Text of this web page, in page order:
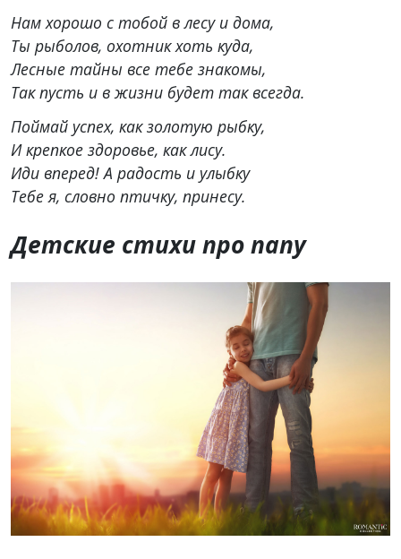
Нам хорошо с тобой в лесу и дома,
Ты рыболов, охотник хоть куда,
Лесные тайны все тебе знакомы,
Так пусть и в жизни будет так всегда.
Поймай успех, как золотую рыбку,
И крепкое здоровье, как лису.
Иди вперед! А радость и улыбку
Тебе я, словно птичку, принесу.
Детские стихи про папу